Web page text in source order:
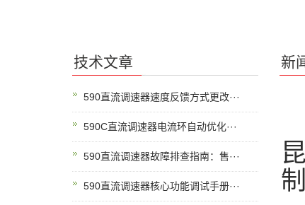
新
技术文章
590直流调速器速度反馈方式更改···
590C直流调速器电流环自动优化···
590直流调速器故障排查指南：售···
590直流调速器核心功能调试手册···